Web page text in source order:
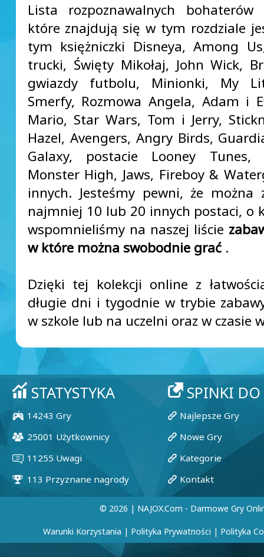
Lista rozpoznawalnych
które znajdują się w tym rozdziale
tym księżniczki Disneya, Among
trucki, Święty Mikołaj, John Wick,
gwiazdy futbolu, Minionki, My
Smerfy, Rozmowa Angela, Adam i
Mario, Star Wars, Tom i Jerry,
Hazel, Avengers, Angry Birds,
Galaxy, postacie Looney Tunes,
Monster High, Jaws, Fireboy &
innych. Jesteśmy pewni, że można
najmniej 10 lub 20 innych postaci, o
wspomnieliśmy na naszej liście
w które można swobodnie grać.
Dzięki tej kolekcji online z
długie dni i tygodnie w trybie
w szkole lub na uczelni oraz w czasie
© 2026 | NAJOX.com - Darmowe Gry
Warunki Korzystania | Polityka Prywatności | Polityka